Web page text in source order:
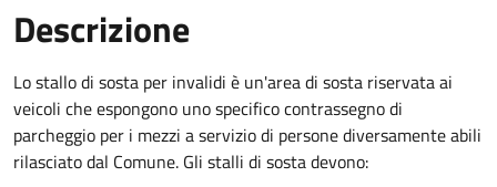
Descrizione
Lo stallo di sosta per invalidi è un'area di sosta riservata ai
veicoli che espongono uno specifico contrassegno di
parcheggio per i mezzi a servizio di persone diversamente abili
rilasciato dal Comune. Gli stalli di sosta devono: